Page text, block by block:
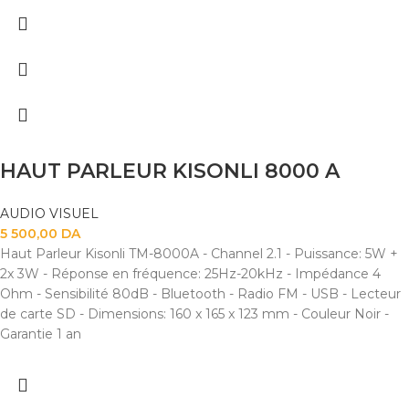
HAUT PARLEUR KISONLI 8000 A
AUDIO VISUEL
5 500,00 DA
Haut Parleur Kisonli TM-8000A - Channel 2.1 - Puissance: 5W +
2x 3W - Réponse en fréquence: 25Hz-20kHz - Impédance 4
Ohm - Sensibilité 80dB - Bluetooth - Radio FM - USB - Lecteur
de carte SD - Dimensions: 160 x 165 x 123 mm - Couleur Noir -
Garantie 1 an